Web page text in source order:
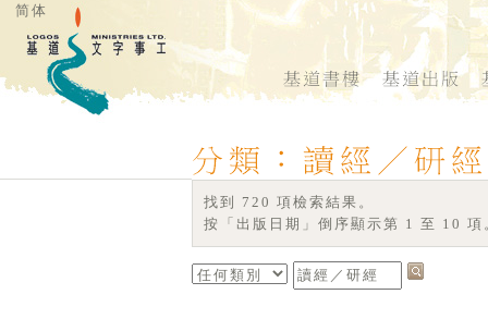
简体
找到 720 項檢索結果。
按「出版日期」倒序顯示第 1 至 10 項